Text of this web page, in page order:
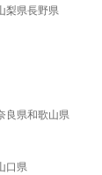
梨県長野県
良県和歌山県
口県